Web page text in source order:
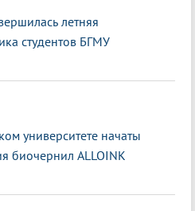
летняя
студентов БГМУ
университете начаты
биочернил ALLOINK